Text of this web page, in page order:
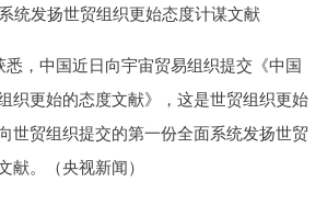
统发扬世贸组织更始态度计谋文献
，中国近日向宇宙贸易组织提交《中国
织更始的态度文献》，这是世贸组织更始
世贸组织提交的第一份全面系统发扬世贸
献。（央视新闻）